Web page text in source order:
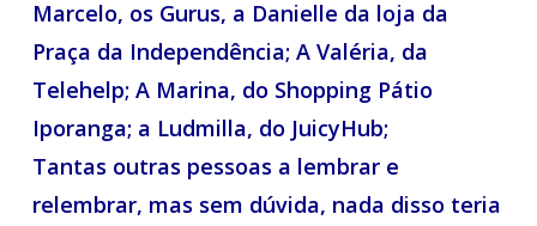
Marcelo, os Gurus, a Danielle da loja da
Praça da Independência; A Valéria, da
Telehelp; A Marina, do Shopping Pátio
Iporanga; a Ludmilla, do JuicyHub;
Tantas outras pessoas a lembrar e
relembrar, mas sem dúvida, nada disso teria